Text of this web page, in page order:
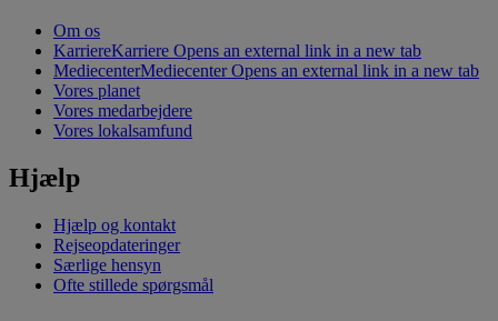
Om os
KarriereKarriere Opens an external link in a new tab
MediecenterMediecenter Opens an external link in a new tab
Vores planet
Vores medarbejdere
Vores lokalsamfund
Hjælp
Hjælp og kontakt
Rejseopdateringer
Særlige hensyn
Ofte stillede spørgsmål